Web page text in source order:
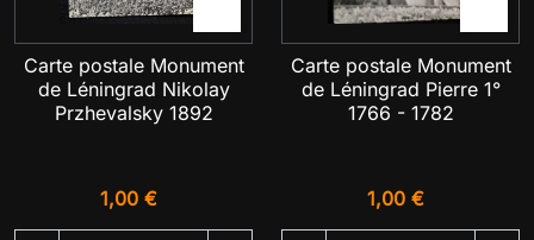
Carte postale Monument
de Léningrad Nikolay
Przhevalsky 1892
1,00 €
Carte postale Monument
de Léningrad Pierre 1°
1766 - 1782
1,00 €